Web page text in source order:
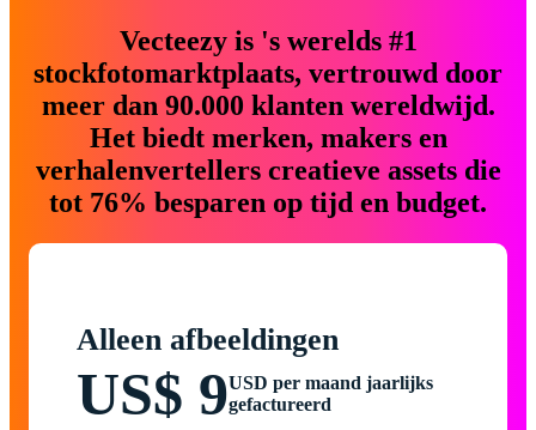
Vecteezy is 's werelds #1
stockfotomarktplaats, vertrouwd door
meer dan 90.000 klanten wereldwijd.
Het biedt merken, makers en
verhalenvertellers creatieve assets die
tot 76% besparen op tijd en budget.
Alleen afbeeldingen
US$ 9USD per maand jaarlijks
gefactureerd